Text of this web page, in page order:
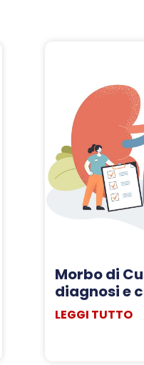
Morbo di
diagnosi e
LEGGI TUTTO